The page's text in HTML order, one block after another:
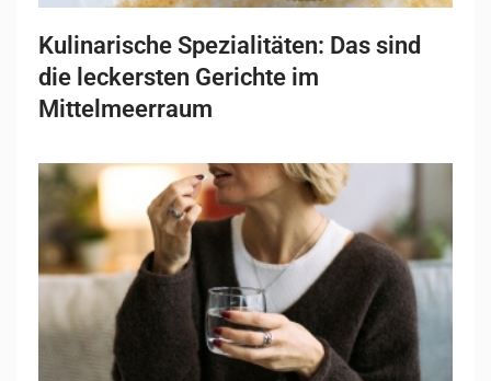
Kulinarische Spezialitäten: Das sind
die leckersten Gerichte im
Mittelmeerraum